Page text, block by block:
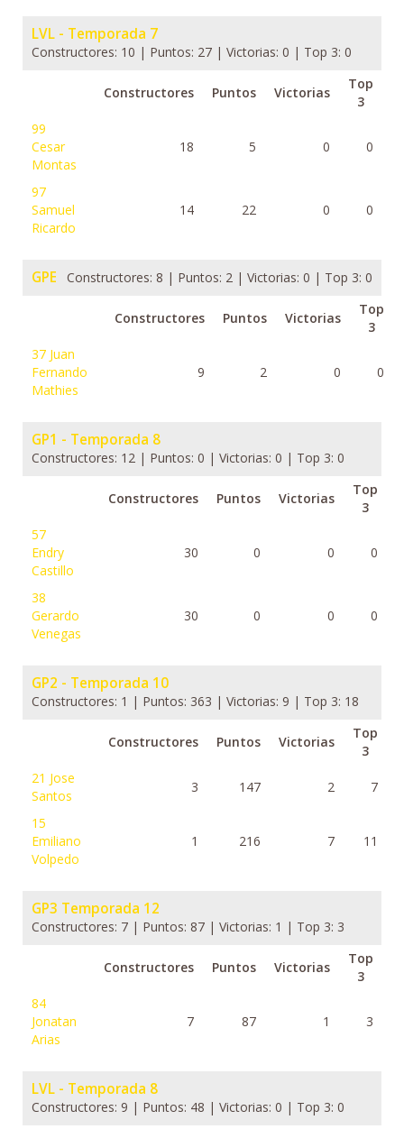
LVL - Temporada 7
Constructores: 10 | Puntos: 27 | Victorias: 0 | Top 3: 0
Constructores Puntos Victorias
Top
3
99
Cesar
Montas
18 5 0 0
97
Samuel
Ricardo
14 22 0 0
GPE Constructores: 8 | Puntos: 2 | Victorias: 0 | Top 3: 0
Constructores Puntos Victorias
Top
3
37 Juan
Fernando
Mathies
9 2 0 0
GP1 - Temporada 8
Constructores: 12 | Puntos: 0 | Victorias: 0 | Top 3: 0
Constructores Puntos Victorias
Top
3
57
Endry
Castillo
30 0 0 0
38
Gerardo
Venegas
30 0 0 0
GP2 - Temporada 10
Constructores: 1 | Puntos: 363 | Victorias: 9 | Top 3: 18
Constructores Puntos Victorias
Top
3
21 Jose
Santos
3 147 2 7
15
Emiliano
Volpedo
1 216 7 11
GP3 Temporada 12
Constructores: 7 | Puntos: 87 | Victorias: 1 | Top 3: 3
Constructores Puntos Victorias
Top
3
84
Jonatan
Arias
7 87 1 3
LVL - Temporada 8
Constructores: 9 | Puntos: 48 | Victorias: 0 | Top 3: 0